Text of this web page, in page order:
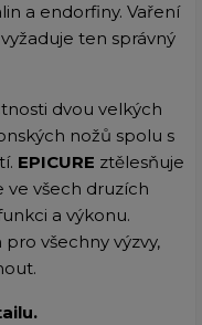
a endorfiny. Vaření
ten správný
dvou velkých
nožů spolu s
EPICURE ztělesňuje
ve všech druzích
a výkonu.
všechny výzvy,